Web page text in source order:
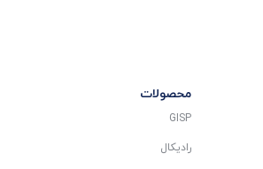
محصولات
GISP
رادیکال